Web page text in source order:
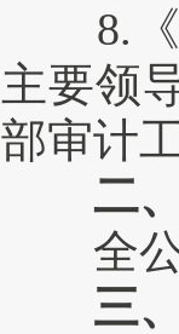
8.《
主要领
部审计
二
全公
三